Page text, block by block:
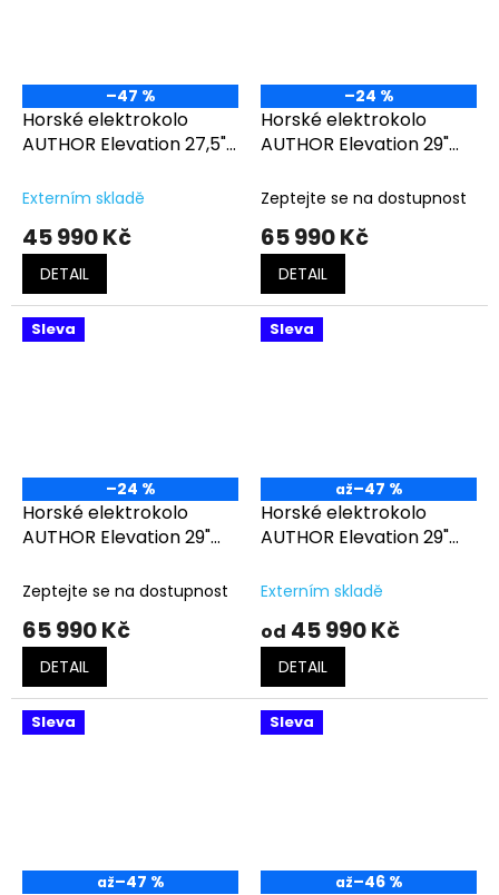
–47 %
Horské elektrokolo
AUTHOR Elevation 27,5"
Externím skladě
45 990 Kč
DETAIL
–24 %
Horské elektrokolo
AUTHOR Elevation 29"
růžová
Zeptejte se na dostupnost
65 990 Kč
DETAIL
Sleva
–24 %
Horské elektrokolo
AUTHOR Elevation 29"
Zeptejte se na dostupnost
65 990 Kč
DETAIL
Sleva
až–47 %
Horské elektrokolo
AUTHOR Elevation 29"
Externím skladě
od 45 990 Kč
DETAIL
Sleva
až–47 %
Sleva
až–46 %